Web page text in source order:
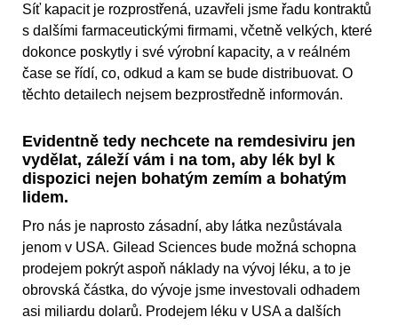
Síť kapacit je rozprostřená, uzavřeli jsme řadu kontraktů
s dalšími farmaceutickými firmami, včetně velkých, které
dokonce poskytly i své výrobní kapacity, a v reálném
čase se řídí, co, odkud a kam se bude distribuovat. O
těchto detailech nejsem bezprostředně informován.
Evidentně tedy nechcete na remdesiviru jen
vydělat, záleží vám i na tom, aby lék byl k
dispozici nejen bohatým zemím a bohatým
lidem.
Pro nás je naprosto zásadní, aby látka nezůstávala
jenom v USA. Gilead Sciences bude možná schopna
prodejem pokrýt aspoň náklady na vývoj léku, a to je
obrovská částka, do vývoje jsme investovali odhadem
asi miliardu dolarů. Prodejem léku v USA a dalších